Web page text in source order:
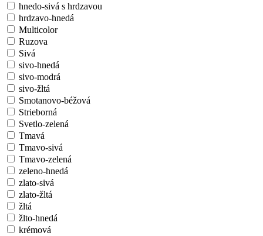
hnedo-sivá s hrdzavou
hrdzavo-hnedá
Multicolor
Ruzova
Sivá
sivo-hnedá
sivo-modrá
sivo-žltá
Smotanovo-béžová
Strieborná
Svetlo-zelená
Tmavá
Tmavo-sivá
Tmavo-zelená
zeleno-hnedá
zlato-sivá
zlato-žltá
žltá
žlto-hnedá
krémová